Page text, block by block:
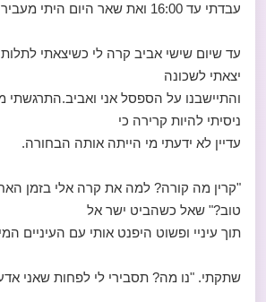
עבדתי עד 16:00 ואת שאר היום היתי מעבירה או בשינה או עם עינב.
עד שיום שישי אביב קרה לי כשיצאתי
יצאתי לשכונה
והתיישבנו על הספסל אני ואביב.התרגשתי
ניסיתי להיות קרירה כי
עדיין לא ידעתי מי הייתה אותה הבחורה.
"קרין מה קורה? למה את קרה אלי בזמן
טוב?" שאל כשהביט ישר אל
תוך עיניי ופשוט היפנט אותי עם העיניים
שתקתי. "נו מה? תסבירי לי לפחות שאני